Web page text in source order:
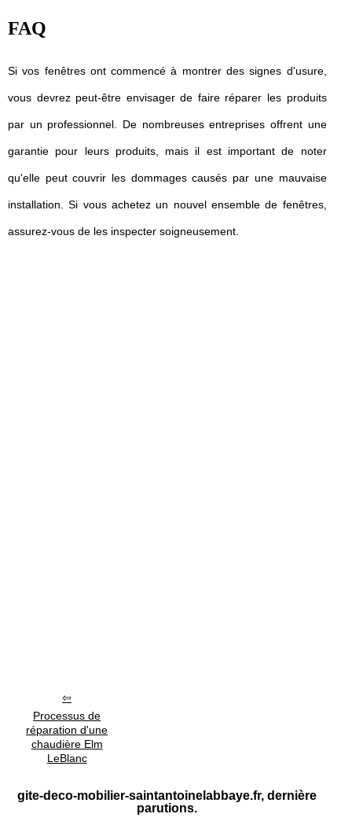
FAQ
Si vos fenêtres ont commencé à montrer des signes d'usure,
vous devrez peut-être envisager de faire réparer les produits
par un professionnel. De nombreuses entreprises offrent une
garantie pour leurs produits, mais il est important de noter
qu'elle peut couvrir les dommages causés par une mauvaise
installation. Si vous achetez un nouvel ensemble de fenêtres,
assurez-vous de les inspecter soigneusement.
Processus de
réparation d'une
chaudière Elm
LeBlanc
gite-deco-mobilier-saintantoinelabbaye.fr, dernière
parutions.